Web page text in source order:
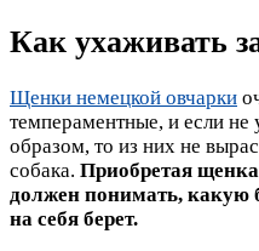
Как ухаживать
Щенки немецкой овчарки
темпераментные, и если
образом, то из них не
собака. Приобретая
должен понимать, какую
на себя берет.